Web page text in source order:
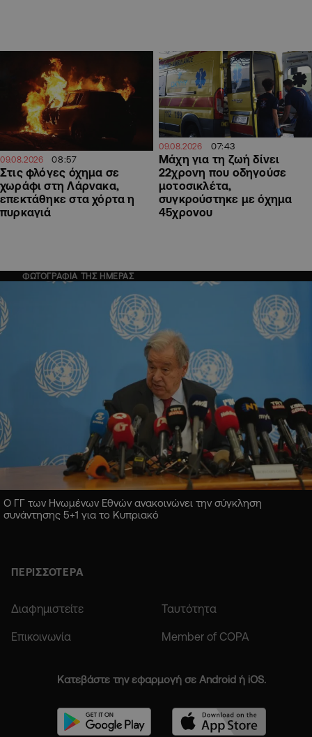
09.08.2026 08:57
Στις φλόγες όχημα σε
χωράφι στη Λάρνακα,
επεκτάθηκε στα χόρτα η
πυρκαγιά
09.08.2026 07:43
Μάχη για τη ζωή δίνει
22χρονη που οδηγούσε
μοτοσικλέτα,
συγκρούστηκε με όχημα
45χρονου
ΦΩΤΟΓΡΑΦΙΑ ΤΗΣ ΗΜΕΡΑΣ
Ο ΓΓ των Ηνωμένων Εθνών ανακοινώνει την σύγκληση
συνάντησης 5+1 για το Κυπριακό
ΠΕΡΙΣΣΟΤΕΡΑ
Διαφημιστείτε Ταυτότητα
Επικοινωνία Member of COPA
Κατεβάστε την εφαρμογή σε Android ή iOS.